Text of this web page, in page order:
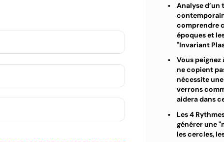
Analyse
comprendre
époques et
"Invariant
Vous
ne copient
nécessite
verrons
aidera dans
Les 4
générer une
les cercles,